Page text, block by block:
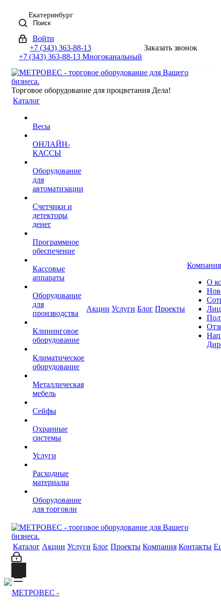
Екатеринбург
Поиск
Войти
+7 (343) 363-88-13
+7 (343) 363-88-13 Многоканальный
Заказать звонок
Торговое оборудование для процветания Дела!
Каталог
Весы
ОНЛАЙН-
КАССЫ
Оборудование
для
автоматизации
Счетчики и
детекторы
денег
Программное
обеспечение
Кассовые
аппараты
Оборудование
для
производства
Клининговое
оборудование
Климатическое
оборудование
Металлическая
мебель
Сейфы
Охранные
системы
Услуги
Расходные
материалы
Оборудование
для торговли
Акции Услуги Блог Проекты
Компания
О
Каталог Акции Услуги Блог Проекты Компания Контакты